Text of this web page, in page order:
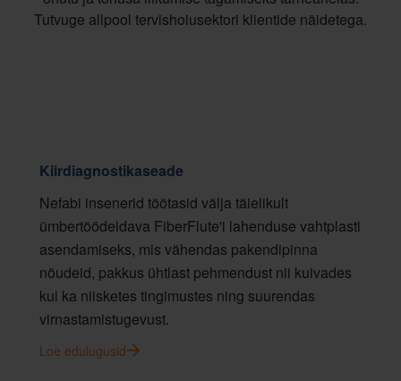
Tutvuge allpool tervishoiusektori klientide näidetega.
Kiirdiagnostikaseade
Nefabi insenerid töötasid välja täielikult
ümbertöödeldava FiberFlute'i lahenduse vahtplasti
asendamiseks, mis vähendas pakendipinna
nõudeid, pakkus ühtlast pehmendust nii kuivades
kui ka niisketes tingimustes ning suurendas
virnastamistugevust.
Loe edulugusid